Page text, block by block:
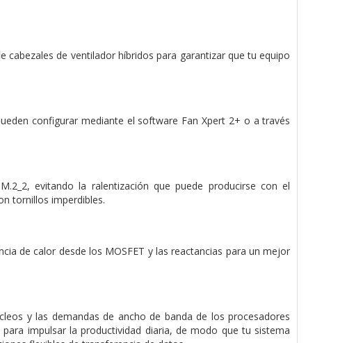
cabezales de ventilador híbridos para garantizar que tu equipo
configurar mediante el software Fan Xpert 2+ o a través
evitando la ralentización que puede producirse con el
tornillos imperdibles.
de calor desde los MOSFET y las reactancias para un mejor
y las demandas de ancho de banda de los procesadores
impulsar la productividad diaria, de modo que tu sistema